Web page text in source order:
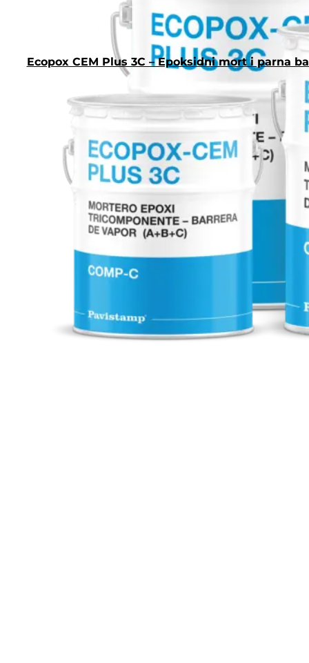
Ecopox CEM Plus 3C – Epoksidni mort i parna